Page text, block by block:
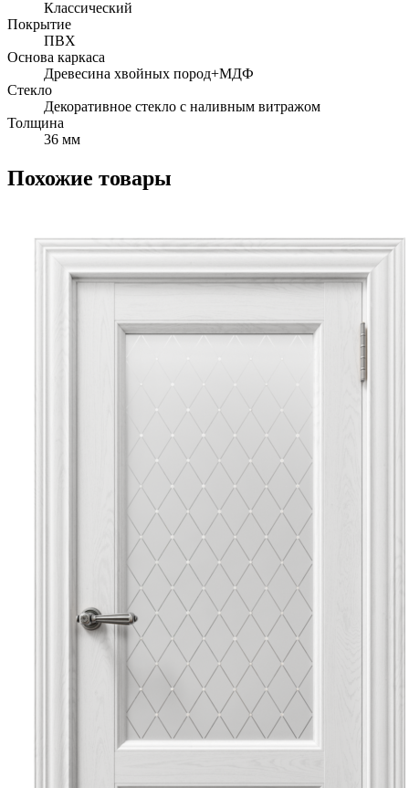
Классический
Покрытие
ПВХ
Основа каркаса
Древесина хвойных пород+МДФ
Стекло
Декоративное стекло с наливным витражом
Толщина
36 мм
Похожие товары